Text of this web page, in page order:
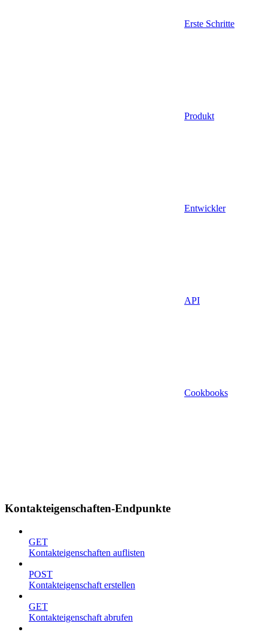
Erste Schritte
Produkt
Entwickler
API
Cookbooks
Kontakteigenschaften-Endpunkte
GET
Kontakteigenschaften auflisten
POST
Kontakteigenschaft erstellen
GET
Kontakteigenschaft abrufen